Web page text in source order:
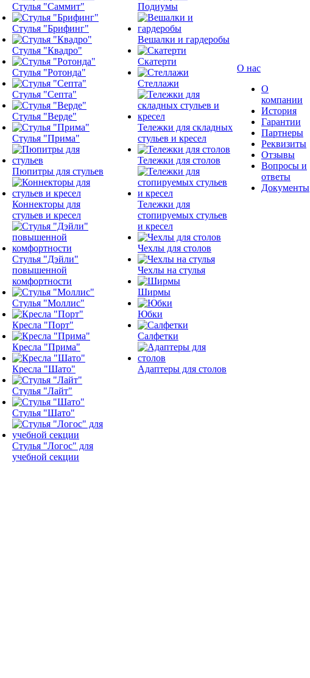
Стулья "Саммит"
Стулья "Брифинг"
Стулья "Квадро"
Стулья "Ротонда"
Стулья "Септа"
Стулья "Верде"
Стулья "Прима"
Пюпитры для стульев
Коннекторы для
стульев и кресел
Стулья "Дэйли"
повышенной
комфортности
Стулья "Моллис"
Кресла "Порт"
Кресла "Прима"
Кресла "Шато"
Стулья "Лайт"
Стулья "Шато"
Стулья "Логос" для
учебной секции
Подиумы
Вешалки и гардеробы
Скатерти
Стеллажи
Тележки для складных
стульев и кресел
Тележки для столов
Тележки для
стопируемых стульев
и кресел
Чехлы для столов
Чехлы на стулья
Ширмы
Юбки
Салфетки
Адаптеры для столов
О нас
О
компании
История
Гарантии
Партнеры
Реквизиты
Отзывы
Вопросы и
ответы
Документы